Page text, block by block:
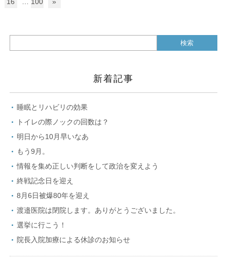
新着記事
睡眠とリハビリの効果
トイレの際ノックの回数は？
明日から10月早いなあ
もう9月。
情報を集め正しい判断をして政治を変えよう
終戦記念日を迎え
8月6日被爆80年を迎え
渡邉医院は閉院します。ありがとうございました。
選挙に行こう！
院長入院加療による休診のお知らせ